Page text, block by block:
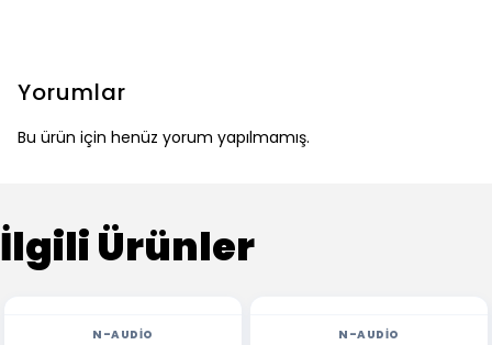
Yorumlar
Bu ürün için henüz yorum yapılmamış.
İlgili Ürünler
N-AUDIO N-AUDIO